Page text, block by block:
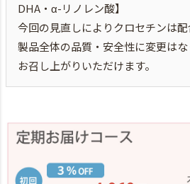
DHA・α-リノレン酸】
今回の見直しによりクロセチンは配
製品全体の品質・安全性に変更は
お召し上がりいただけます。